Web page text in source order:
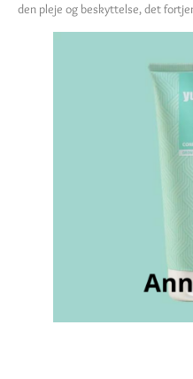
den pleje og beskyttelse, det